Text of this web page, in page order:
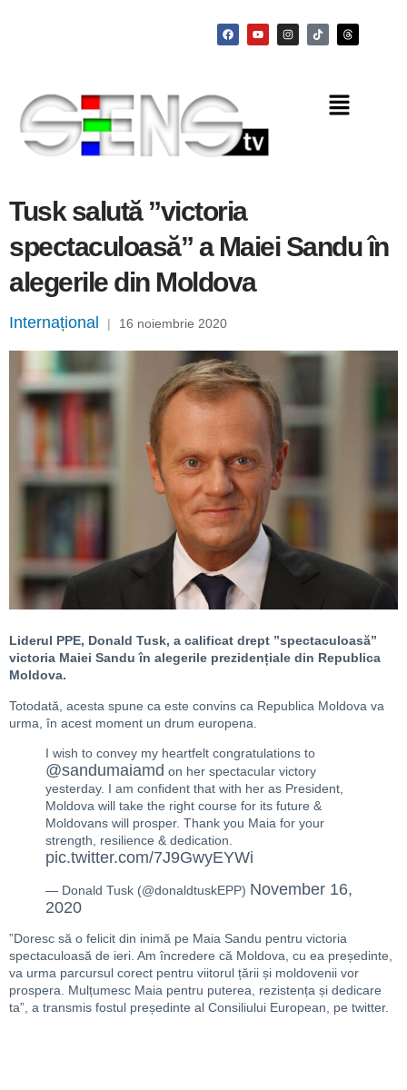
Tusk salută ”victoria
spectaculoasă” a Maiei Sandu în
alegerile din Moldova
Internațional | 16 noiembrie 2020
Liderul PPE, Donald Tusk, a calificat drept ”spectaculoasă”
victoria Maiei Sandu în alegerile prezidențiale din Republica
Moldova.
Totodată, acesta spune ca este convins ca Republica Moldova va
urma, în acest moment un drum europena.
I wish to convey my heartfelt congratulations to
@sandumaiamd on her spectacular victory
yesterday. I am confident that with her as President,
Moldova will take the right course for its future &
Moldovans will prosper. Thank you Maia for your
strength, resilience & dedication.
pic.twitter.com/7J9GwyEYWi
— Donald Tusk (@donaldtuskEPP) November 16,
2020
”Doresc să o felicit din inimă pe Maia Sandu pentru victoria
spectaculoasă de ieri. Am încredere că Moldova, cu ea președinte,
va urma parcursul corect pentru viitorul țării și moldovenii vor
prospera. Mulțumesc Maia pentru puterea, rezistența și dedicare
ta”, a transmis fostul președinte al Consiliului European, pe twitter.